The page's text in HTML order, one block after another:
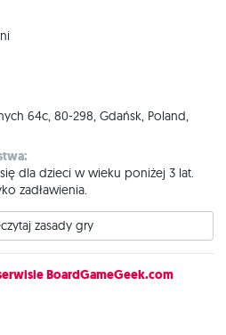
64c, 80-298, Gdańsk, Poland,
dla dzieci w wieku poniżej 3 lat.
zadławienia.
zasady gry
BoardGameGeek.com